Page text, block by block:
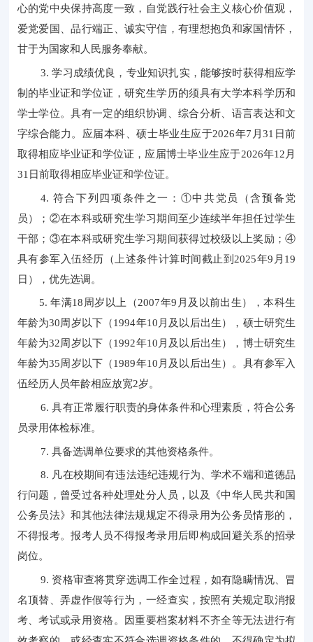
心的党中央保持高度一致，自觉践行社会主义核心价值观，
爱党爱国、品行端正、诚实守信，有理想抱负和家国情怀，
甘于为国家和人民服务奉献。
3. 学习成绩优良，专业知识扎实，能够按时获得相应学
制的毕业证和学位证，研究生学历的须具有大学本科学历和
学士学位。具有一定的组织协调、综合分析、语言表达和文
字综合能力。应届本科、硕士毕业生应于2026年7月31日前
取得相应毕业证和学位证，应届博士毕业生应于2026年12月
31日前取得相应毕业证和学位证。
4. 符合下列四项条件之一：①中共党员（含预备党
员）；②在本科或研究生学习期间至少连续半年担任过学生
干部；③在本科或研究生学习期间获得过校级以上奖励；④
具有参军入伍经历（上述条件计算时间截止到2025年9月19
日），优先选调。
5. 年满18周岁以上（2007年9月及以前出生），本科生
年龄为30周岁以下（1994年10月及以后出生），硕士研究生
年龄为32周岁以下（1992年10月及以后出生），博士研究生
年龄为35周岁以下（1989年10月及以后出生）。具有参军入
伍经历人员年龄相应放宽2岁。
6. 具有正常履行职责的身体条件和心理素质，符合公务
员录用体检标准。
7. 具备选调单位要求的其他资格条件。
8. 凡在校期间有违法违纪违规行为、学术不端和道德品
行问题，曾受过各种处理处分人员，以及《中华人民共和国
公务员法》和其他法律法规规定不得录用为公务员情形的，
不得报考。报考人员不得报考录用后即构成回避关系的招录
岗位。
9. 资格审查将贯穿选调工作全过程，如有隐瞒情况、冒
名顶替、弄虚作假等行为，一经查实，按照有关规定取消报
考、考试或录用资格。因重要档案材料不齐全等无法进行有